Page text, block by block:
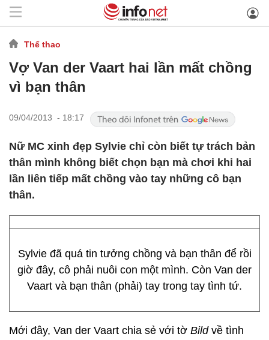
Thể thao
Vợ Van der Vaart hai lần mất chồng
vì bạn thân
09/04/2013 - 18:17
Nữ MC xinh đẹp Sylvie chỉ còn biết tự trách bản
thân mình không biết chọn bạn mà chơi khi hai
lần liên tiếp mất chồng vào tay những cô bạn
thân.
Sylvie đã quá tin tưởng chồng và bạn thân để rồi
giờ đây, cô phải nuôi con một mình. Còn Van der
Vaart và bạn thân (phải) tay trong tay tình tứ.
Mới đây, Van der Vaart chia sẻ với tờ Bildvề tình